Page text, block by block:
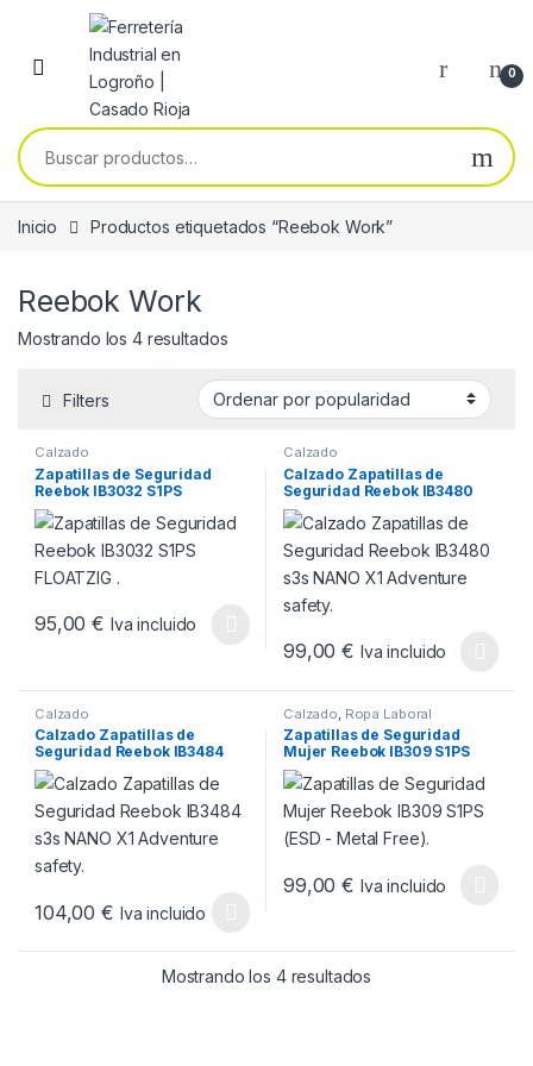
Skip to navigation
Skip to content
0
Buscar por:
Inicio Productos etiquetados “Reebok Work”
Reebok Work
Mostrando los 4 resultadosOrdenado por popularidad
Filters
Calzado
Zapatillas de Seguridad
Reebok IB3032 S1PS
FLOATZIG .
95,00€ Iva incluido
Este producto tiene múltiples variantes. Las opciones se
Calzado
Calzado Zapatillas de
Seguridad Reebok IB3480
s3s NANO X1 Adventure
safety.
99,00€ Iva incluido
Este producto tiene múltiples
Calzado
Calzado Zapatillas de
Seguridad Reebok IB3484
s3s NANO X1 Adventure
safety.
104,00€ Iva incluido
Este producto tiene múltiples variantes. Las opciones se
Calzado Ropa Laboral
Zapatillas de Seguridad
Mujer Reebok IB309 S1PS
(ESD – Metal Free).
99,00€ Iva incluido
Este producto tiene múltiples
Mostrando los 4 resultados